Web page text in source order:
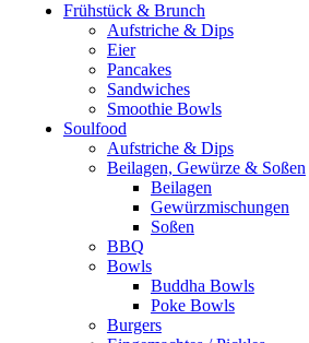
Frühstück & Brunch
Aufstriche & Dips
Eier
Pancakes
Sandwiches
Smoothie Bowls
Soulfood
Aufstriche & Dips
Beilagen, Gewürze & Soßen
Beilagen
Gewürzmischungen
Soßen
BBQ
Bowls
Buddha Bowls
Poke Bowls
Burgers